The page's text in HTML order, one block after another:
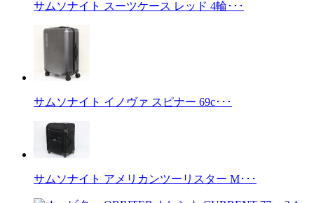
サムソナイト スーツケース レッド 4輪･･･
サムソナイト イノヴァ スピナー 69c･･･
サムソナイト アメリカンツーリスター M･･･